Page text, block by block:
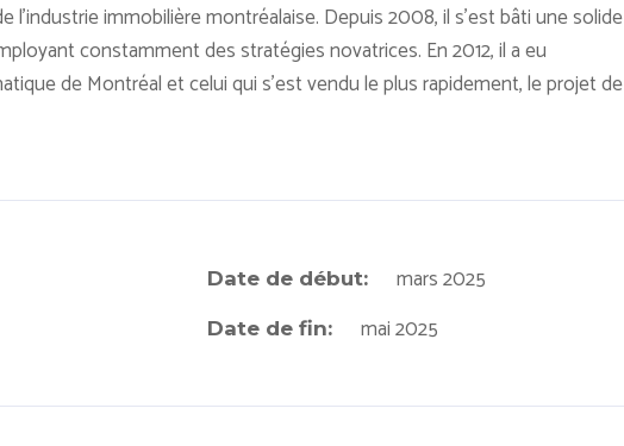
l’industrie immobilière montréalaise. Depuis 2008, il s’est bâti une solide
constamment des stratégies novatrices. En 2012, il a eu
de Montréal et celui qui s’est vendu le plus rapidement, le projet de
Date de début: mars 2025
Date de fin: mai 2025